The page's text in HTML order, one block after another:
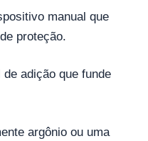
manual que
proteção.
de adição que funde
argônio ou uma